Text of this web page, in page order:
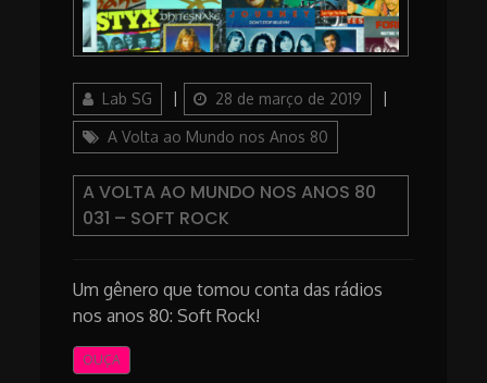
AuthorLab SG
Posted
on
28 de março de 2019
A Volta ao Mundo nos Anos 80
A VOLTA AO MUNDO NOS ANOS 80
031 – SOFT ROCK
Um gênero que tomou conta das rádios
nos anos 80: Soft Rock!
OUÇA